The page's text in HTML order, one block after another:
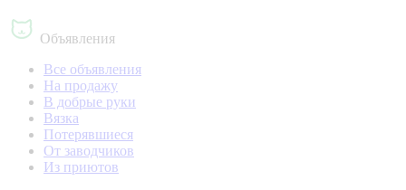
Объявления
Все объявления
На продажу
В добрые руки
Вязка
Потерявшиеся
От заводчиков
Из приютов